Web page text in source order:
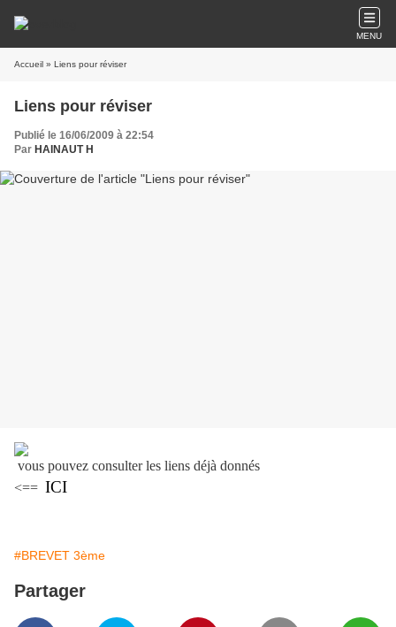
MENU
Accueil » Liens pour réviser
Liens pour réviser
Publié le 16/06/2009 à 22:54
Par HAINAUT H
vous pouvez consulter les liens déjà donnés
<== ICI
#BREVET 3ème
Partager